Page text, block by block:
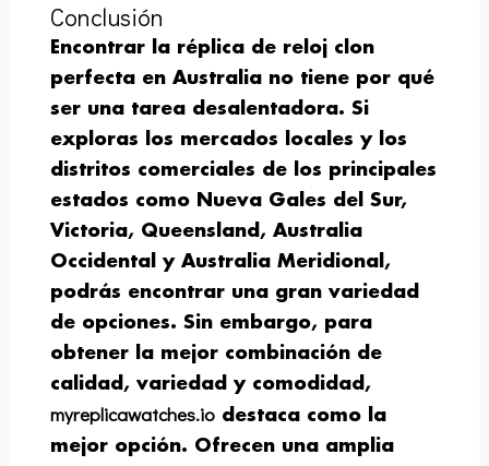
Conclusión
Encontrar la réplica de reloj clon
perfecta en Australia no tiene por qué
ser una tarea desalentadora. Si
exploras los mercados locales y los
distritos comerciales de los principales
estados como Nueva Gales del Sur,
Victoria, Queensland, Australia
Occidental y Australia Meridional,
podrás encontrar una gran variedad
de opciones. Sin embargo, para
obtener la mejor combinación de
calidad, variedad y comodidad,
myreplicawatches.io destaca como la
mejor opción. Ofrecen una amplia